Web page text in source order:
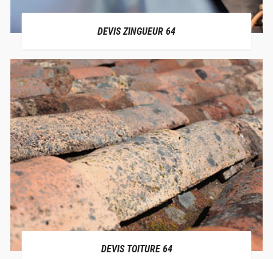
DEVIS ZINGUEUR 64
DEVIS TOITURE 64